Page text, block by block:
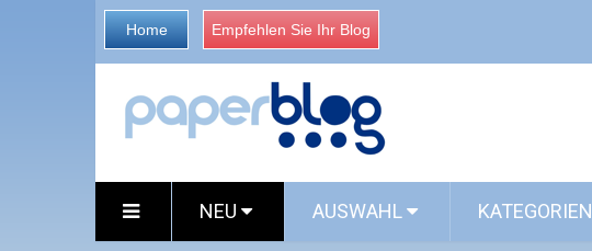
Home Empfehlen Sie Ihr Blog
NEU AUSWAHL KATEGORIEN